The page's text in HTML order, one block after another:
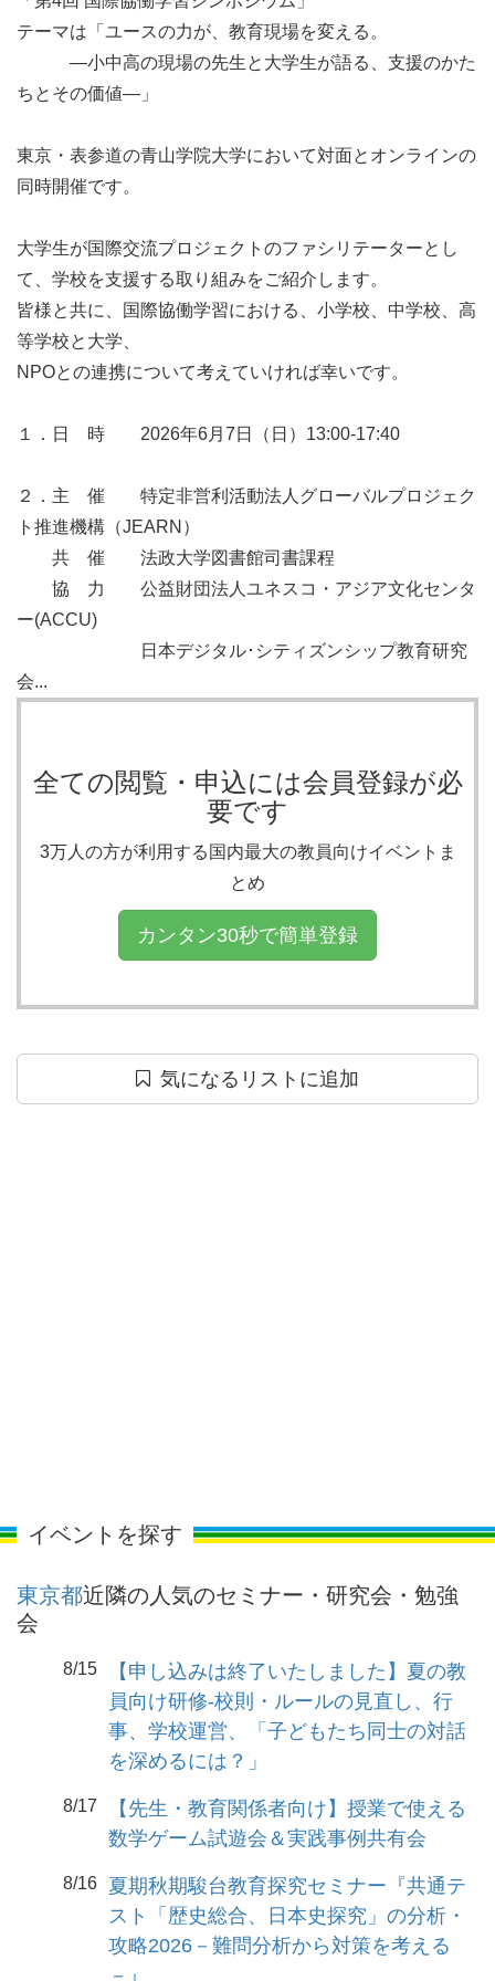
テーマは「ユースの力が、教育現場を変える。
―小中高の現場の先生と大学生が語る、支援のかた
ちとその価値―」
東京・表参道の青山学院大学において対面とオンラインの
同時開催です。
大学生が国際交流プロジェクトのファシリテーターとし
て、学校を支援する取り組みをご紹介します。
皆様と共に、国際協働学習における、小学校、中学校、高
等学校と大学、
NPOとの連携について考えていければ幸いです。
１．日　時　　2026年6月7日（日）13:00-17:40
２．主　催　　特定非営利活動法人グローバルプロジェク
ト推進機構（JEARN）
協　力　    公益財団法人ユネスコ・アジア文化センタ
ー(ACCU)
日本デジタル･シティズンシップ教育研究
会...
全ての閲覧・申込には会員登録が必
要です
3万人の方が利用する国内最大の教員向けイベントま
とめ
カンタン30秒で簡単登録
気になるリストに追加
イベントを探す
東京都近隣の人気のセミナー・研究会・勉強
会
8/15
【申し込みは終了いたしました】夏の教
員向け研修-校則・ルールの見直し、行
事、学校運営、「子どもたち同士の対話
を深めるには？」
8/17
【先生・教育関係者向け】授業で使える
数学ゲーム試遊会＆実践事例共有会
8/16
夏期秋期駿台教育探究セミナー『共通テ
スト「歴史総合、日本史探究」の分析・
攻略2026－難問分析から対策を考える
－』